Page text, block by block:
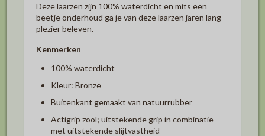
Deze laarzen zijn 100% waterdicht en mits een
beetje onderhoud ga je van deze laarzen jaren lang
plezier beleven.
Kenmerken
100% waterdicht
Kleur: Bronze
Buitenkant gemaakt van natuurrubber
Actigrip zool; uitstekende grip in combinatie
met uitstekende slijtvastheid